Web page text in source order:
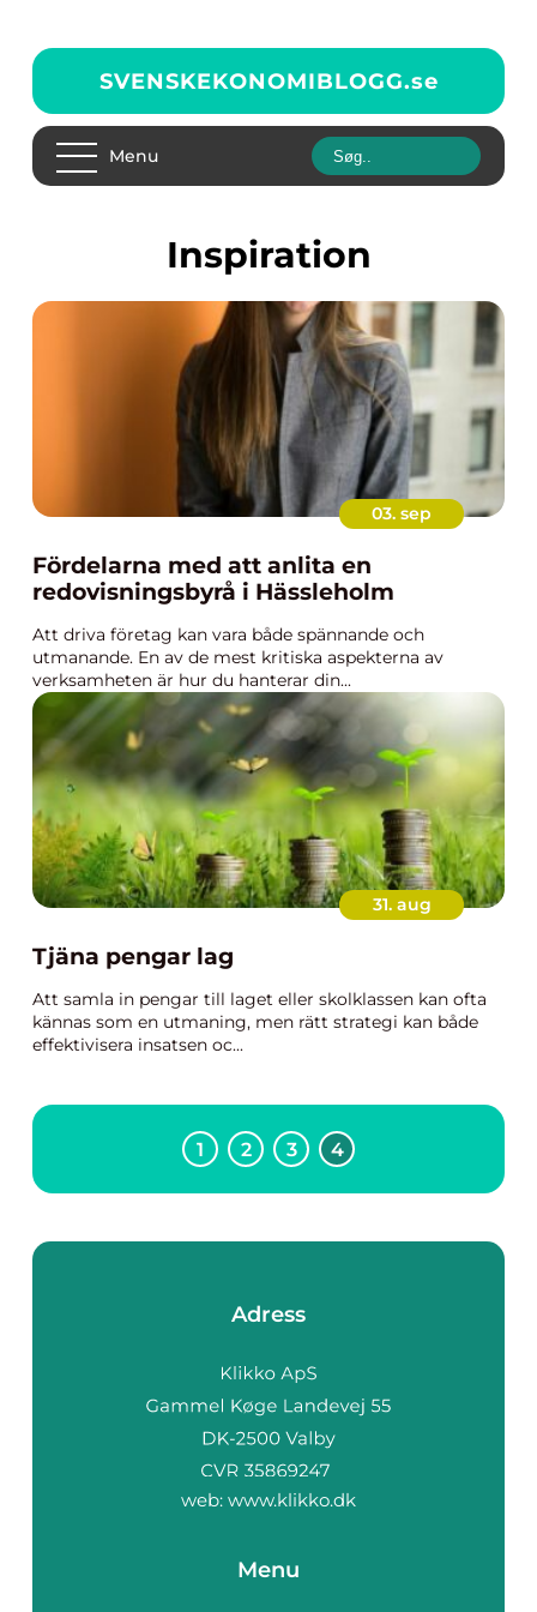
SVENSKEKONOMIBLOGG.se
Menu
inspiration
03. sep
Fördelarna med att anlita en
redovisningsbyrå i Hässleholm
Att driva företag kan vara både spännande och
utmanande. En av de mest kritiska aspekterna av
verksamheten är hur du hanterar din...
31. aug
Tjäna pengar lag
Att samla in pengar till laget eller skolklassen kan ofta
kännas som en utmaning, men rätt strategi kan både
effektivisera insatsen oc...
1 2 3 4
Adress
web: www.klikko.dk
Menu